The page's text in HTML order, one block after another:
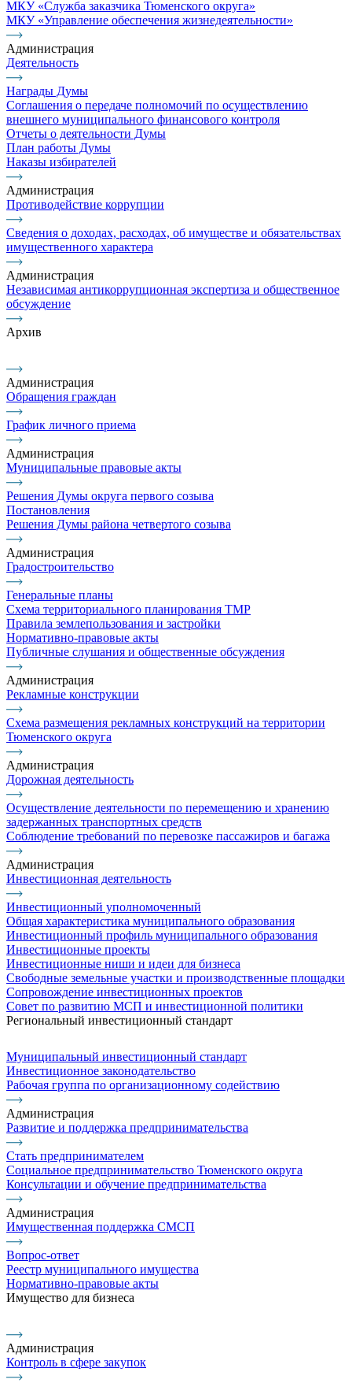
МКУ «Служба заказчика Тюменского округа»
МКУ «Управление обеспечения жизнедеятельности»
Администрация
Деятельность
Награды Думы
Соглашения о передаче полномочий по осуществлению
внешнего муниципального финансового контроля
Отчеты о деятельности Думы
План работы Думы
Наказы избирателей
Администрация
Противодействие коррупции
Сведения о доходах, расходах, об имуществе и обязательствах
имущественного характера
Администрация
Независимая антикоррупционная экспертиза и общественное
обсуждение
Архив
Администрация
Обращения граждан
График личного приема
Администрация
Муниципальные правовые акты
Решения Думы округа первого созыва
Постановления
Решения Думы района четвертого созыва
Администрация
Градостроительство
Генеральные планы
Схема территориального планирования ТМР
Правила землепользования и застройки
Нормативно-правовые акты
Публичные слушания и общественные обсуждения
Администрация
Рекламные конструкции
Схема размещения рекламных конструкций на территории
Тюменского округа
Администрация
Дорожная деятельность
Осуществление деятельности по перемещению и хранению
задержанных транспортных средств
Соблюдение требований по перевозке пассажиров и багажа
Администрация
Инвестиционная деятельность
Инвестиционный уполномоченный
Общая характеристика муниципального образования
Инвестиционный профиль муниципального образования
Инвестиционные проекты
Инвестиционные ниши и идеи для бизнеса
Свободные земельные участки и производственные площадки
Сопровождение инвестиционных проектов
Совет по развитию МСП и инвестиционной политики
Региональный инвестиционный стандарт
Муниципальный инвестиционный стандарт
Инвестиционное законодательство
Рабочая группа по организационному содействию
Администрация
Развитие и поддержка предпринимательства
Стать предпринимателем
Социальное предпринимательство Тюменского округа
Консультации и обучение предпринимательства
Администрация
Имущественная поддержка СМСП
Вопрос-ответ
Реестр муниципального имущества
Нормативно-правовые акты
Имущество для бизнеса
Администрация
Контроль в сфере закупок